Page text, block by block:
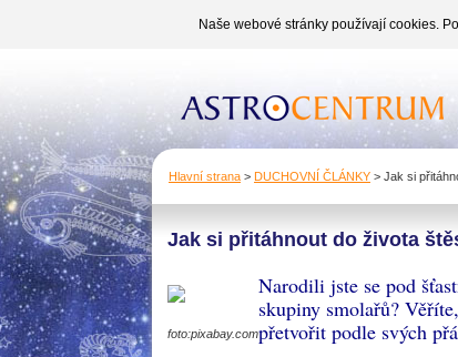
Naše webové stránky používají cookies.
Hlavní strana > DUCHOVNÍ ČLÁNKY > Jak si
Jak si přitáhnout do života
foto:pixabay.com
Narodili jste se pod
skupiny smolařů?
přetvořit podle svých